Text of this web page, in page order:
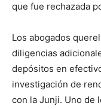
que fue rechazada
Los abogados
diligencias
depósitos en
investigación de
con la Junji. Uno de